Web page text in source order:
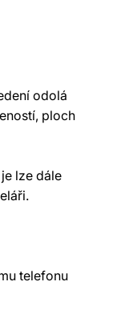
odolá
ploch
lze dále
telefonu